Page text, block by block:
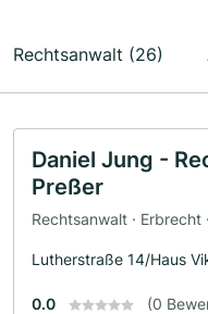
Rechtsanwalt (26)
Daniel Jung -
Preßer
Rechtsanwalt · Erbrecht
Lutherstraße 14/Haus
0.0 (0